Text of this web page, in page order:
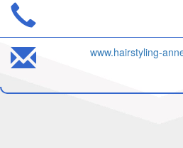
www.hairstyling-